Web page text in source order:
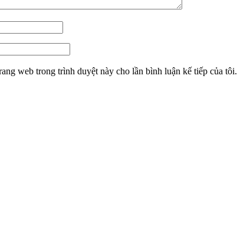
web trong trình duyệt này cho lần bình luận kế tiếp của tôi.